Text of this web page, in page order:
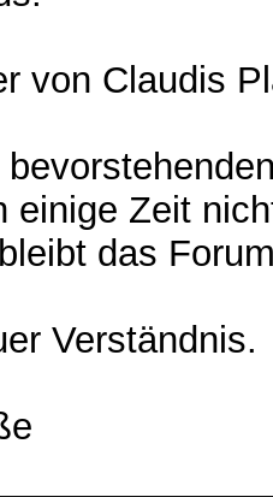
von Claudis
einige Zeit
das
Verständnis.